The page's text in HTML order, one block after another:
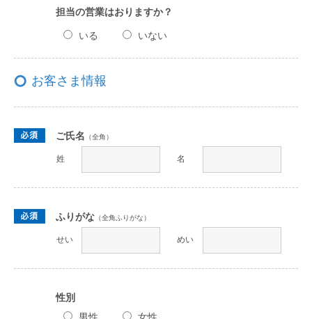
担当の営業はおりますか？
いる いない
お客さま情報
ご氏名 （全角）
姓 名
ふりがな （全角ふりがな）
せい めい
性別